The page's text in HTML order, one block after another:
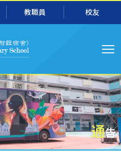
教職員 校友
通告